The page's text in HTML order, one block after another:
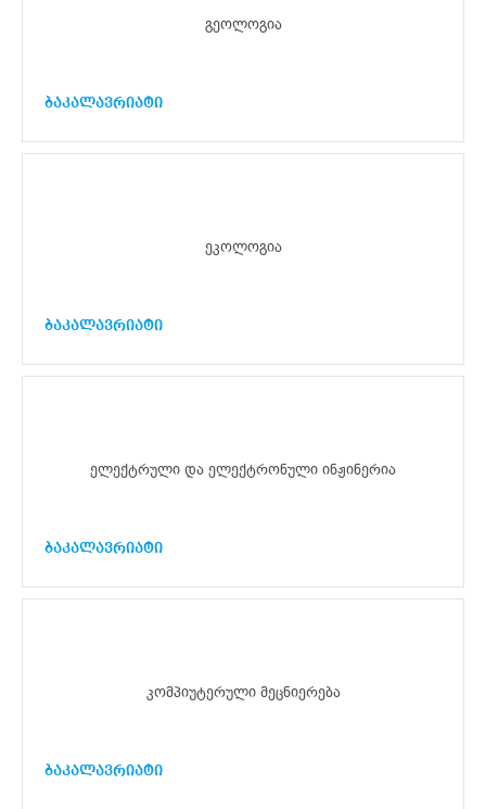
გეოლოგია
ბაკალავრიატი
ეკოლოგია
ბაკალავრიატი
ელექტრული და ელექტრონული ინჟინერია
ბაკალავრიატი
კომპიუტერული მეცნიერება
ბაკალავრიატი